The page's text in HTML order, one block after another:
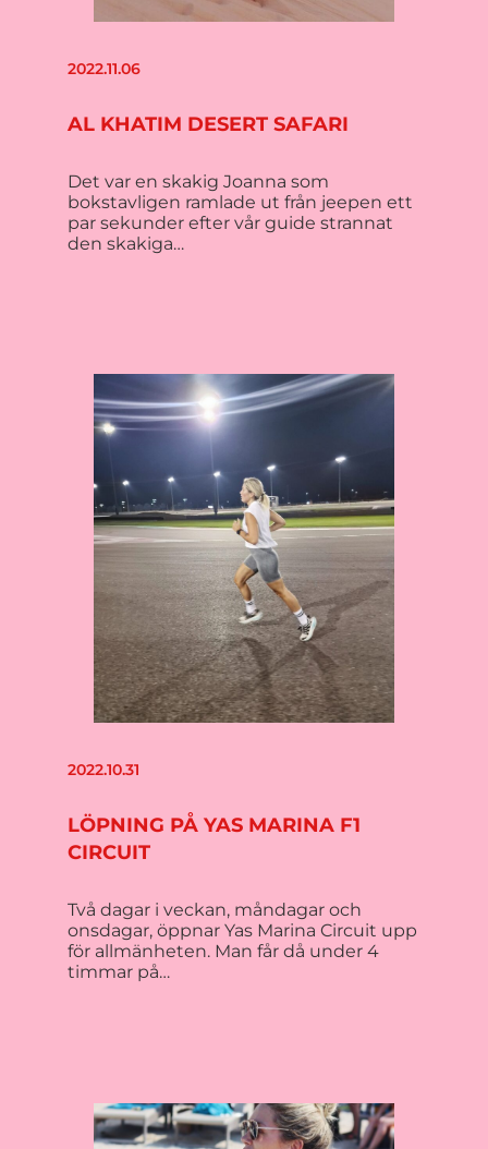
2022.11.06
AL KHATIM DESERT SAFARI
Det var en skakig Joanna som
bokstavligen ramlade ut från jeepen ett
par sekunder efter vår guide strannat
den skakiga…
2022.10.31
LÖPNING PÅ YAS MARINA F1
CIRCUIT
Två dagar i veckan, måndagar och
onsdagar, öppnar Yas Marina Circuit upp
för allmänheten. Man får då under 4
timmar på…